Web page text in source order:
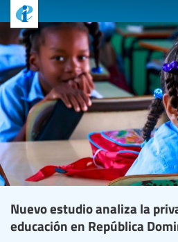
Nuevo estudio analiza la
educación en República